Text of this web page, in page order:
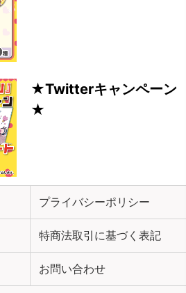
★Twitterキャンペーン
★
プライバシーポリシー
特商法取引に基づく表記
お問い合わせ